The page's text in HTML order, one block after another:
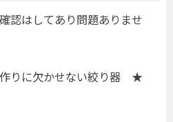
はしてあり問題ありませ
りに欠かせない絞り器 ★